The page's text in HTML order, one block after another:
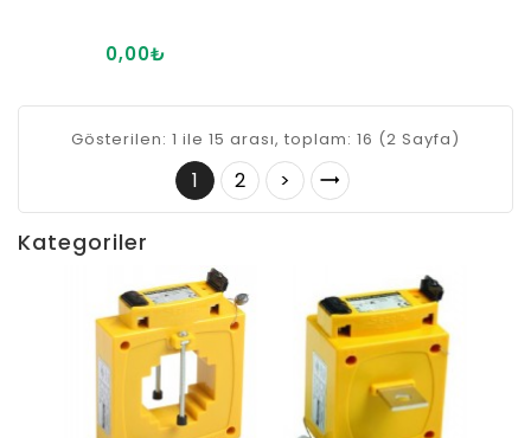
0,00₺
Gösterilen: 1 ile 15 arası, toplam: 16 (2 Sayfa)
1 2 >
Kategoriler